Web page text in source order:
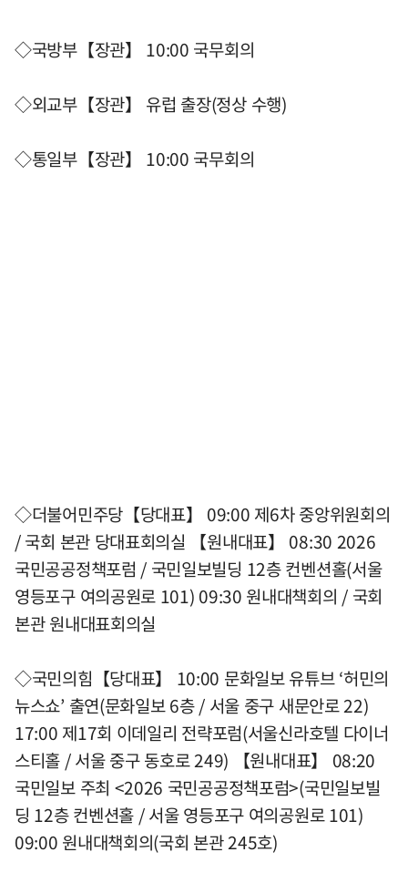
◇국방부【장관】 10:00 국무회의
◇외교부【장관】 유럽 출장(정상 수행)
◇통일부【장관】 10:00 국무회의
◇더불어민주당【당대표】 09:00 제6차 중앙위원회의
/ 국회 본관 당대표회의실 【원내대표】 08:30 2026
국민공공정책포럼 / 국민일보빌딩 12층 컨벤션홀(서울
영등포구 여의공원로 101) 09:30 원내대책회의 / 국회
본관 원내대표회의실
◇국민의힘【당대표】 10:00 문화일보 유튜브 ‘허민의
뉴스쇼’ 출연(문화일보 6층 / 서울 중구 새문안로 22)
17:00 제17회 이데일리 전략포럼(서울신라호텔 다이너
스티홀 / 서울 중구 동호로 249) 【원내대표】 08:20
국민일보 주최 <2026 국민공공정책포럼>(국민일보빌
딩 12층 컨벤션홀 / 서울 영등포구 여의공원로 101)
09:00 원내대책회의(국회 본관 245호)